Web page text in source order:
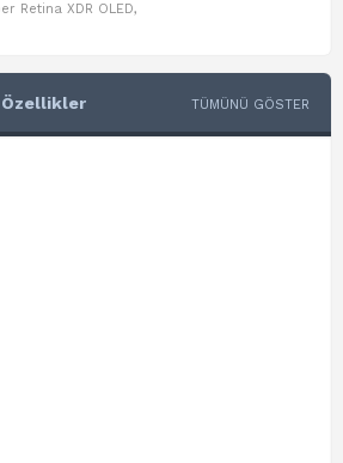
Retina XDR OLED,
Özellikler TÜMÜNÜ GÖSTER